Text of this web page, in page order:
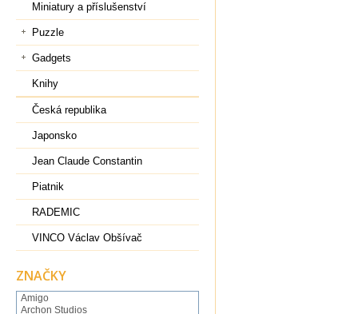
Miniatury a příslušenství
Puzzle
Gadgets
Knihy
Česká republika
Japonsko
Jean Claude Constantin
Piatnik
RADEMIC
VINCO Václav Obšívač
ZNAČKY
Amigo
Archon Studios